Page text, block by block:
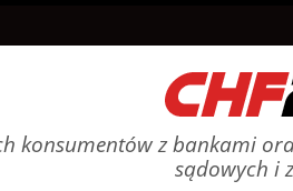
konsumentów z bankami
sądowych i